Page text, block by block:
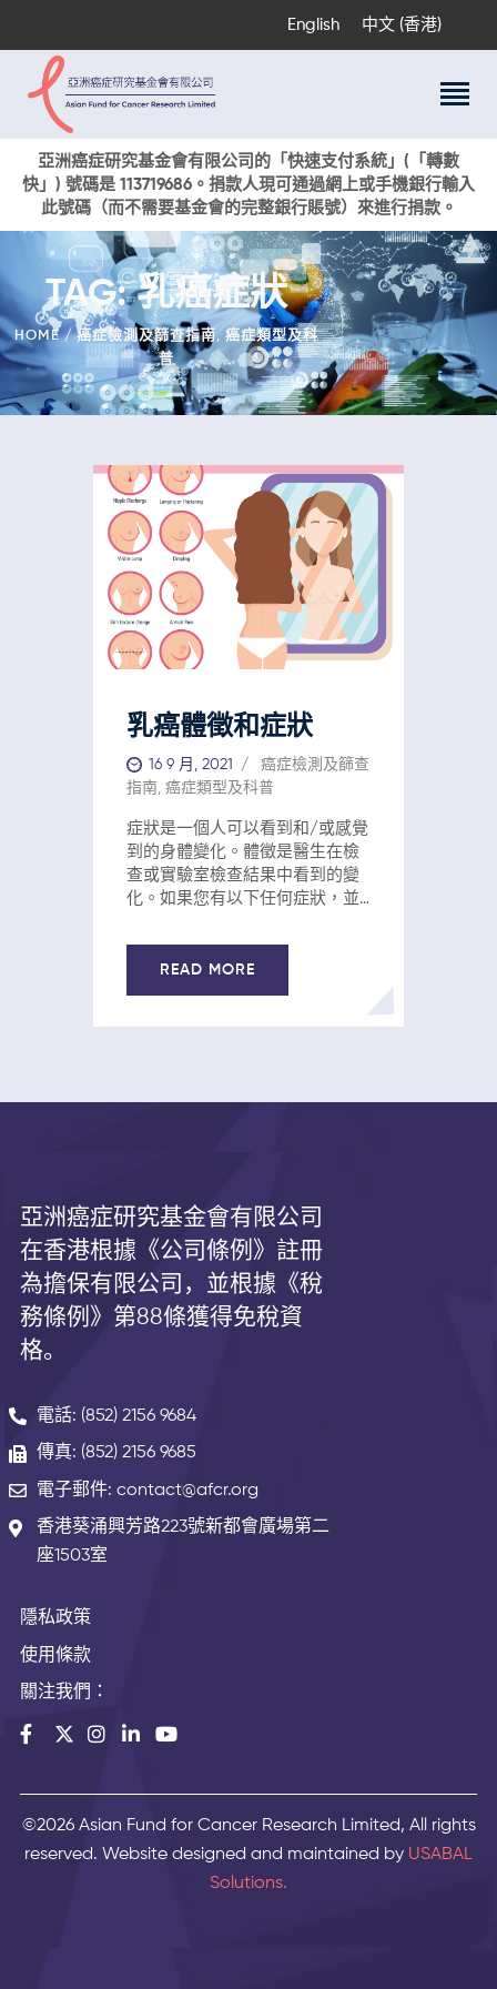
English 中文 (香港)
亞洲癌症研究基金會有限公司的「快速支付系統」(「轉數
快」) 號碼是 113719686。捐款人現可通過網上或手機銀行輸入
此號碼（而不需要基金會的完整銀行賬號）來進行捐款。
TAG: 乳癌症狀
HOME 癌症檢測及篩查指南 ,癌症類型及科
普
關於我們
科研項目
活動與獎項
新聞
捐款支持
現在捐贈
乳癌體徵和症狀
16 9 月, 2021
癌症檢測及篩查
指南, 癌症類型及科普
症狀是一個人可以看到和/或感覺
到的身體變化。體徵是醫生在檢
查或實驗室檢查結果中看到的變
化。如果您有以下任何症狀，並
去看醫生或醫療保健專業人員，
以便在需要時找到原因並進行治
療 整個或部分乳房腫脹（即使沒
中的原始腫瘤大到足以感覺到之
前。） 乳房上的新腫塊或腫塊
（可以是無痛的、觸痛的、柔軟
的或圓形的）
READ MORE
亞洲癌症研究基金會有限公司
在香港根據《公司條例》註冊
為擔保有限公司，並根據《稅
務條例》第88條獲得免稅資
格。
電話: (852) 2156 9684
傳真: (852) 2156 9685
電子郵件: contact@afcr.org
香港葵涌興芳路223號新都會廣場第二
座1503室
隱私政策
使用條款
關注我們：
©2026 Asian Fund for Cancer Research Limited, All rights
reserved. Website designed and maintained by USABAL
Solutions.